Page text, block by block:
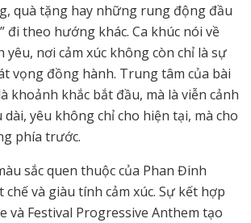
quà tặng hay những rung động đầu
đi theo hướng khác. Ca khúc nói về
yêu, nơi cảm xúc không còn chỉ là sự
vọng đồng hành. Trung tâm của bài
khoảnh khắc bắt đầu, mà là viễn cảnh
yêu không chỉ cho hiện tại, mà cho
phía trước.
sắc quen thuộc của Phan Đinh
chế và giàu tính cảm xúc. Sự kết hợp
và Festival Progressive Anthem tạo